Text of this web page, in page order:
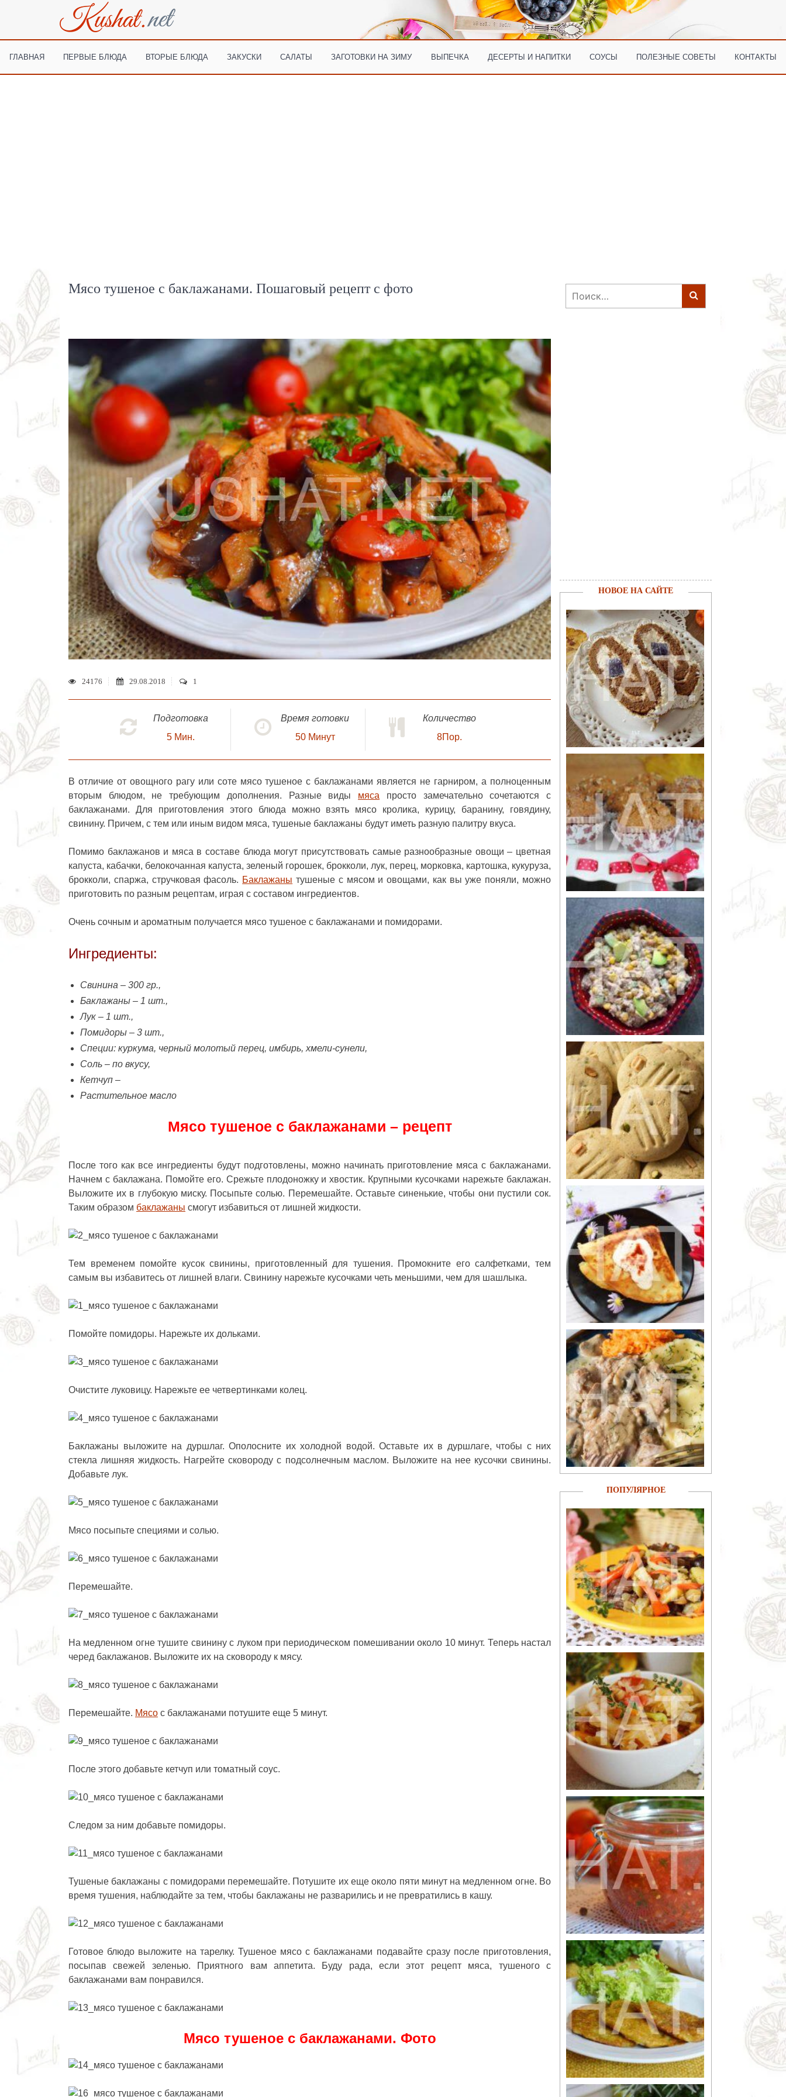
ГЛАВНАЯ ПЕРВЫЕ БЛЮДА ВТОРЫЕ БЛЮДА ЗАКУСКИ САЛАТЫ ЗАГОТОВКИ НА ЗИМУ ВЫПЕЧКА ДЕСЕРТЫ И НАПИТКИ СОУСЫ ПОЛЕЗНЫЕ СОВЕТЫ КОНТАКТЫ
Мясо тушеное с баклажанами. Пошаговый рецепт с фото
24176 29.08.2018 1
Подготовка
5 Мин.
Время готовки
50 Минут
Количество
8Пор.
В отличие от овощного рагу или соте мясо тушеное с баклажанами является не гарниром, а полноценным
вторым блюдом, не требующим дополнения. Разные виды мяса просто замечательно сочетаются с
баклажанами. Для приготовления этого блюда можно взять мясо кролика, курицу, баранину, говядину,
свинину. Причем, с тем или иным видом мяса, тушеные баклажаны будут иметь разную палитру вкуса.
Помимо баклажанов и мяса в составе блюда могут присутствовать самые разнообразные овощи – цветная
капуста, кабачки, белокочанная капуста, зеленый горошек, брокколи, лук, перец, морковка, картошка, кукуруза,
брокколи, спаржа, стручковая фасоль. Баклажаны тушеные с мясом и овощами, как вы уже поняли, можно
приготовить по разным рецептам, играя с составом ингредиентов.
Очень сочным и ароматным получается мясо тушеное с баклажанами и помидорами.
Ингредиенты:
Свинина – 300 гр.,
Баклажаны – 1 шт.,
Лук – 1 шт.,
Помидоры – 3 шт.,
Специи: куркума, черный молотый перец, имбирь, хмели-сунели,
Соль – по вкусу,
Кетчуп –
Растительное масло
Мясо тушеное с баклажанами – рецепт
После того как все ингредиенты будут подготовлены, можно начинать приготовление мяса с баклажанами.
Начнем с баклажана. Помойте его. Срежьте плодоножку и хвостик. Крупными кусочками нарежьте баклажан.
Выложите их в глубокую миску. Посыпьте солью. Перемешайте. Оставьте синенькие, чтобы они пустили сок.
Таким образом баклажаны смогут избавиться от лишней жидкости.
Тем временем помойте кусок свинины, приготовленный для тушения. Промокните его салфетками, тем
самым вы избавитесь от лишней влаги. Свинину нарежьте кусочками четь меньшими, чем для шашлыка.
Помойте помидоры. Нарежьте их дольками.
Очистите луковицу. Нарежьте ее четвертинками колец.
Баклажаны выложите на дуршлаг. Ополосните их холодной водой. Оставьте их в дуршлаге, чтобы с них
стекла лишняя жидкость. Нагрейте сковороду с подсолнечным маслом. Выложите на нее кусочки свинины.
Добавьте лук.
Мясо посыпьте специями и солью.
Перемешайте.
На медленном огне тушите свинину с луком при периодическом помешивании около 10 минут. Теперь настал
черед баклажанов. Выложите их на сковороду к мясу.
Перемешайте. Мясо с баклажанами потушите еще 5 минут.
После этого добавьте кетчуп или томатный соус.
Следом за ним добавьте помидоры.
Тушеные баклажаны с помидорами перемешайте. Потушите их еще около пяти минут на медленном огне. Во
время тушения, наблюдайте за тем, чтобы баклажаны не разварились и не превратились в кашу.
Готовое блюдо выложите на тарелку. Тушеное мясо с баклажанами подавайте сразу после приготовления,
посыпав свежей зеленью. Приятного вам аппетита. Буду рада, если этот рецепт мяса, тушеного с
баклажанами вам понравился.
Мясо тушеное с баклажанами. Фото
Найти:
НОВОЕ НА САЙТЕ
ПОПУЛЯРНОЕ